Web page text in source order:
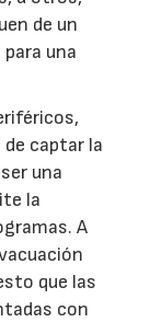
de un
una
captar la
una
la
A
que las
con